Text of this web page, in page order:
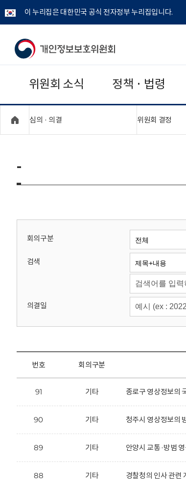
이 누리집은 대한민국 공식 전자정부 누리집입니다.
개
보
보
위
회
위원회 소식 정책 · 법령
심의 · 의결 위원회 결정
-
회의구분
검색
의결일
번호 회의구분
91 기타 종로구 영상정보의
90 기타 청주시 영상정보의
89 기타 안양시 교통·방범
88 기타 경찰청의 인사 관련